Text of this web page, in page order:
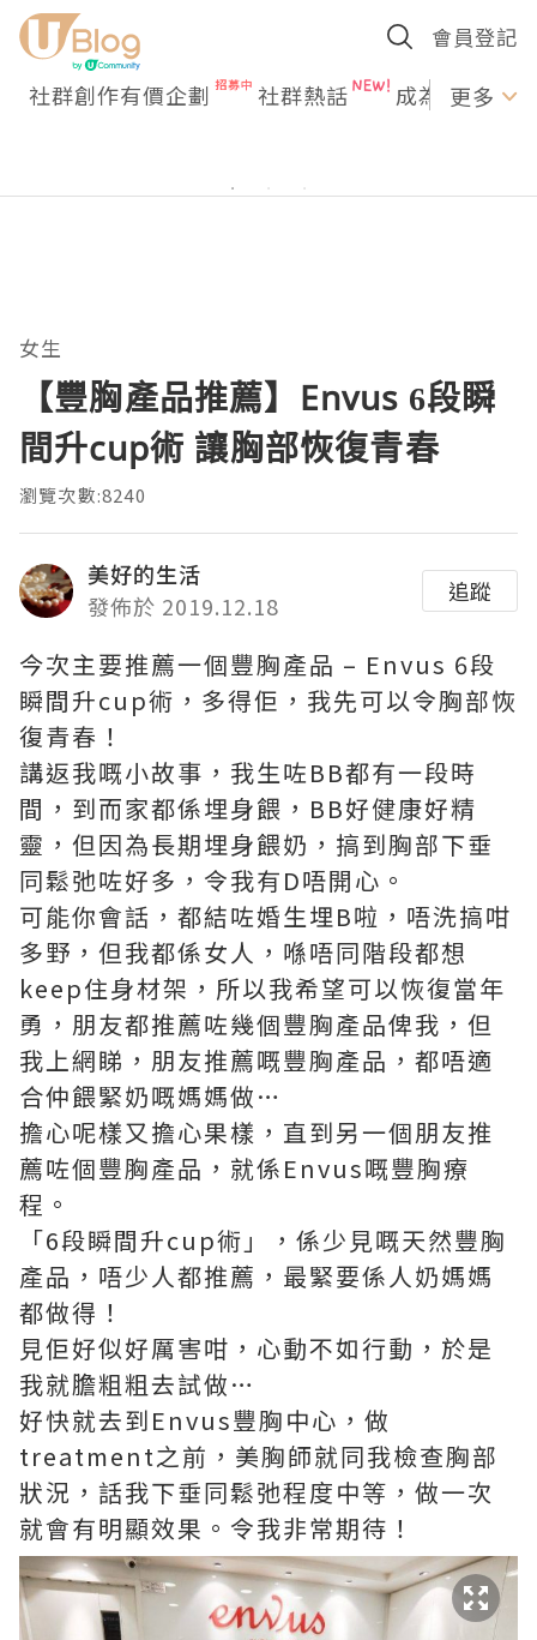
會員登記
社群創作有價企劃 社群熱話 成為U更多
女生
【豐胸產品推薦】Envus 6段瞬
間升cup術 讓胸部恢復青春
瀏覽次數:8240
美好的生活
發佈於 2019.12.18
追蹤
今次主要推薦一個豐胸產品 – Envus 6段
瞬間升cup術，多得佢，我先可以令胸部恢
復青春！
講返我嘅小故事，我生咗BB都有一段時
間，到而家都係埋身餵，BB好健康好精
靈，但因為長期埋身餵奶，搞到胸部下垂
同鬆弛咗好多，令我有D唔開心。
可能你會話，都結咗婚生埋B啦，唔洗搞咁
多野，但我都係女人，喺唔同階段都想
keep住身材架，所以我希望可以恢復當年
勇，朋友都推薦咗幾個豐胸產品俾我，但
我上網睇，朋友推薦嘅豐胸產品，都唔適
合仲餵緊奶嘅媽媽做…
擔心呢樣又擔心果樣，直到另一個朋友推
薦咗個豐胸產品，就係Envus嘅豐胸療
程。
「6段瞬間升cup術」，係少見嘅天然豐胸
產品，唔少人都推薦，最緊要係人奶媽媽
都做得！
見佢好似好厲害咁，心動不如行動，於是
我就膽粗粗去試做…
好快就去到Envus豐胸中心，做
treatment之前，美胸師就同我檢查胸部
狀況，話我下垂同鬆弛程度中等，做一次
就會有明顯效果。令我非常期待！